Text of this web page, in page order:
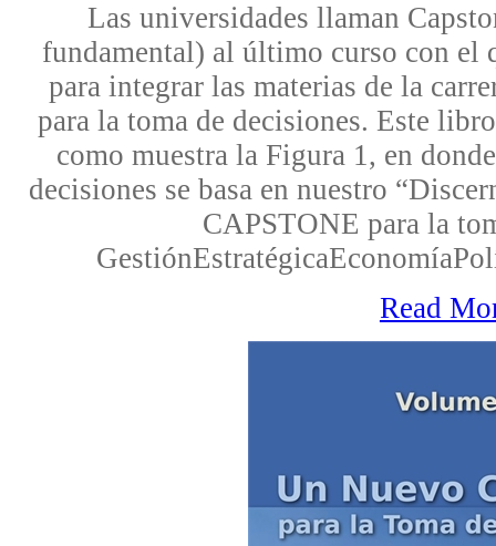
Las universidades llaman
fundamental) al último curso con el
para integrar las materias de la
para la toma de decisiones. Este
como muestra la Figura 1, en
decisiones se basa en nuestro
CAPSTONE para la
Read